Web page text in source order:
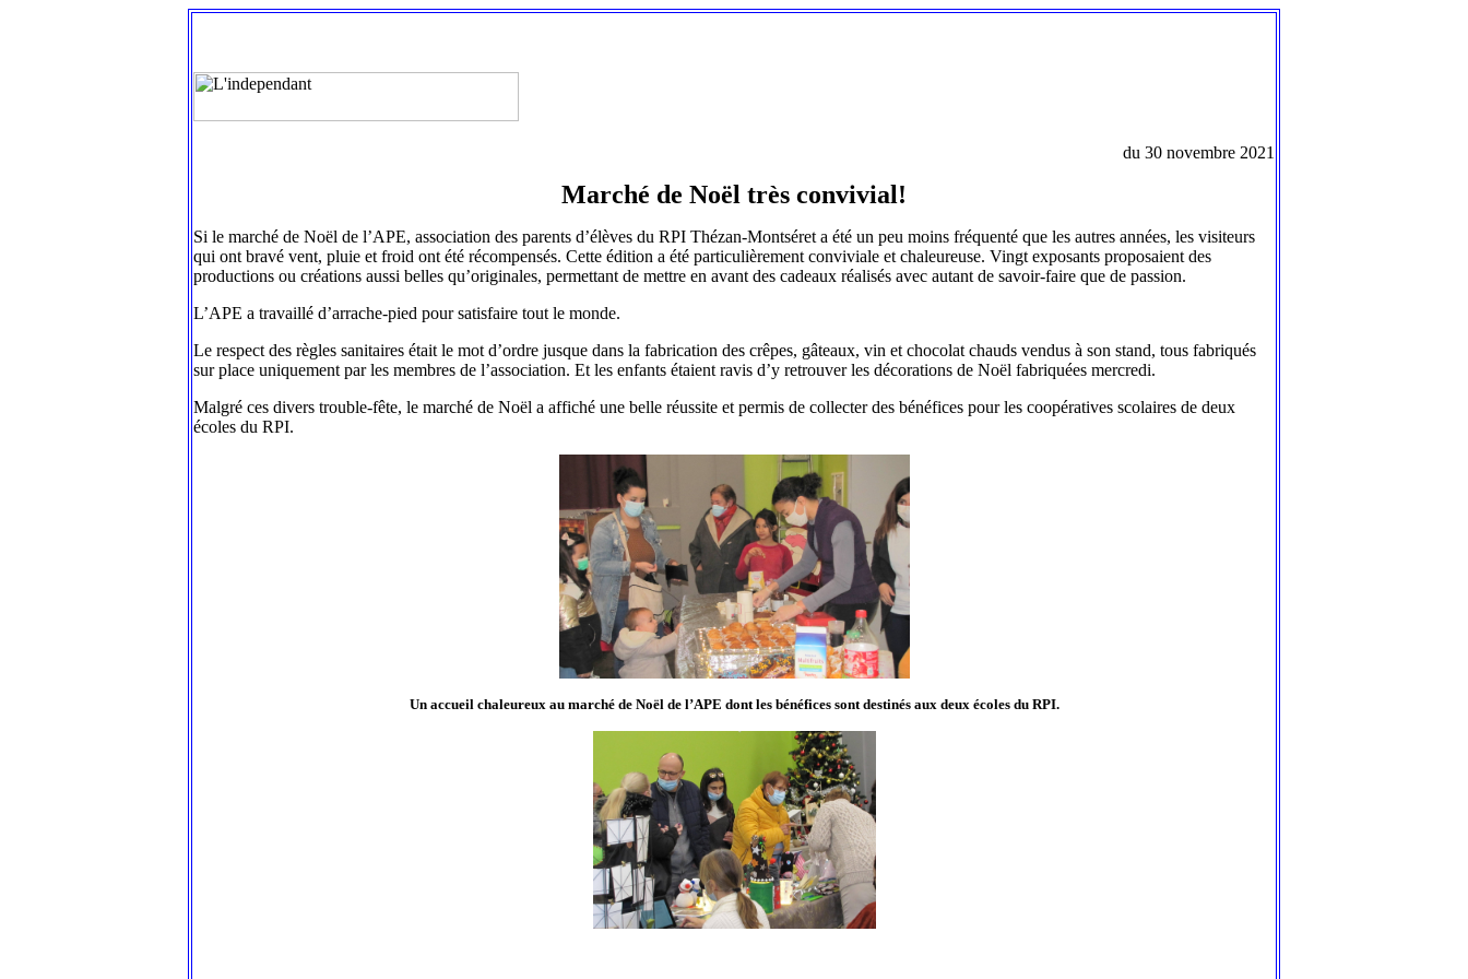
du 30 novembre 2021
Marché de Noël très convivial!
Si le marché de Noël de l’APE, association des parents d’élèves du RPI Thézan-Montséret a été un peu moins fréquenté que les autres années, les visiteurs
qui ont bravé vent, pluie et froid ont été récompensés. Cette édition a été particulièrement conviviale et chaleureuse. Vingt exposants proposaient des
productions ou créations aussi belles qu’originales, permettant de mettre en avant des cadeaux réalisés avec autant de savoir-faire que de passion.
L’APE a travaillé d’arrache-pied pour satisfaire tout le monde.
Le respect des règles sanitaires était le mot d’ordre jusque dans la fabrication des crêpes, gâteaux, vin et chocolat chauds vendus à son stand, tous fabriqués
sur place uniquement par les membres de l’association. Et les enfants étaient ravis d’y retrouver les décorations de Noël fabriquées mercredi.
Malgré ces divers trouble-fête, le marché de Noël a affiché une belle réussite et permis de collecter des bénéfices pour les coopératives scolaires de deux
écoles du RPI.
Un accueil chaleureux au marché de Noël de l’APE dont les bénéfices sont destinés aux deux écoles du RPI.